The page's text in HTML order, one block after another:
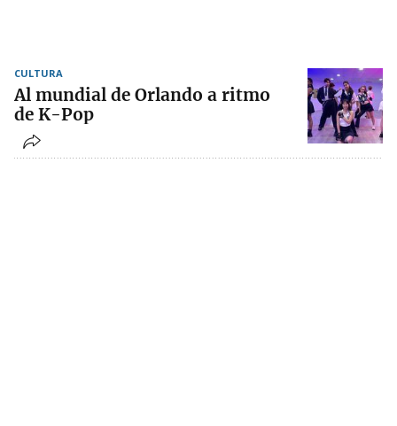
CULTURA
Al mundial de Orlando a ritmo
de K-Pop